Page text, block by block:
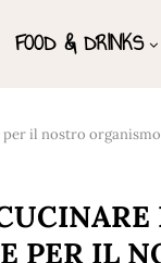
FOOD & DRINKS
il nostro
PER IL